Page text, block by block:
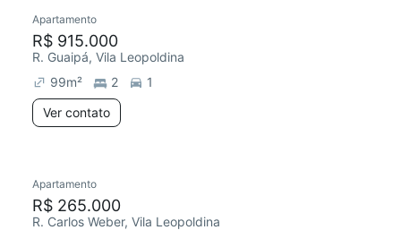
Chegou este mês
Apartamento
R$ 915.000
R. Guaipá, Vila Leopoldina
99m² 2
1
Ver contato
Redecorar
Apartamento
R$ 265.000
R. Carlos Weber, Vila Leopoldina